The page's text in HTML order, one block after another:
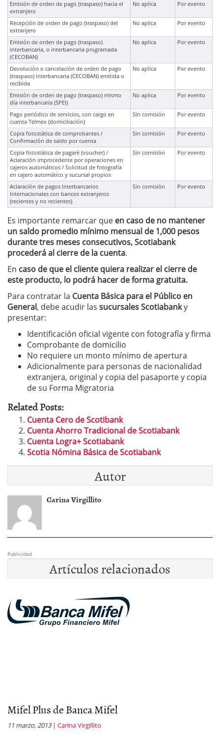
Emisión de orden de pago (traspaso) hacia el
extranjero
No aplica Por evento
Recepción de orden de pago (traspaso) del
extranjero
No aplica Por evento
Emisión de orden de pago (traspaso)
interbancaria, o interbancaria programada
(CECOBAN)
No aplica Por evento
Devolución o cancelación de orden de pago
(traspaso) interbancaria (CECOBAN) emitida o
recibida
No aplica Por evento
Emisión de orden de pago (traspaso) mismo
día interbancaria (SPEI)
No aplica Por evento
Pago periódico de servicios, con cargo en
cuenta Telmex (domiciliación)
Sin comisión Por evento
Copia fotostática de comprobantes /
Confirmación de saldo por cuenta
Sin comisión Por evento
Copia fotostática de pagaré (voucher) /
Aclaración improcedente por operaciones en
cajeros automáticos / Solicitud de fotografía
en cajero automático y sucursal propios
Sin comisión Por evento
Aclaración de pagos Interbancarios
Internacionales con bancos extranjeros
(recientes y no recientes)
Sin comisión Por evento
Es importante remarcar que en caso de no mantener
un saldo promedio mínimo mensual de 1,000 pesos
durante tres meses consecutivos, Scotiabank
procederá al cierre de la cuenta.
En caso de que el cliente quiera realizar el cierre de
este producto, lo podrá hacer de forma gratuita.
Para contratar la Cuenta Básica para el Público en
General, debe acudir las sucursales Scotiabanky
presentar:
Identificación oficial vigente con fotografía y firma
Comprobante de domicilio
No requiere un monto mínimo de apertura
Adicionalmente para personas de nacionalidad
extranjera, original y copia del pasaporte y copia
de su Forma Migratoria
Related Posts:
Cuenta Cero de Scotibank
Cuenta Ahorro Tradicional de Scotiabank
Cuenta Logra+ Scotiabank
Scotia Nómina Básica de Scotiabank
Autor
Carina Virgillito
Publicidad
Artículos relacionados
Mifel Plus de Banca Mifel
11 marzo, 2013| Carina Virgillito